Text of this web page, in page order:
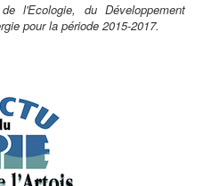
l'Ecologie, du Développement
pour la période 2015-2017.